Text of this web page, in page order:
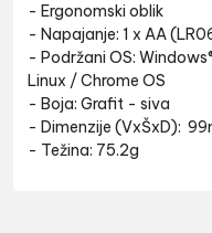
- Ergonomski oblik
- Napajanje: 1 x AA
- Podržani OS:
Linux / Chrome OS
- Boja: Grafit - siva
- Dimenzije (VxŠxD):
- Težina: 75.2g